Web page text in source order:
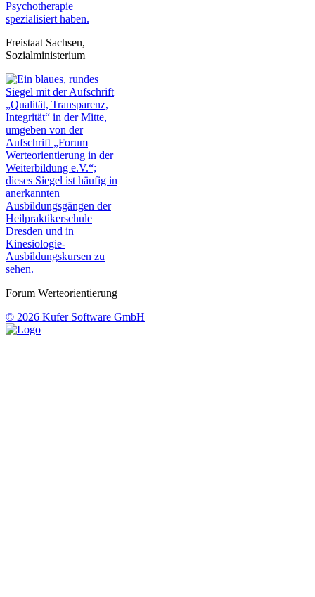
Freistaat Sachsen,
Sozialministerium
Forum Werteorientierung
© 2026 Kufer Software GmbH